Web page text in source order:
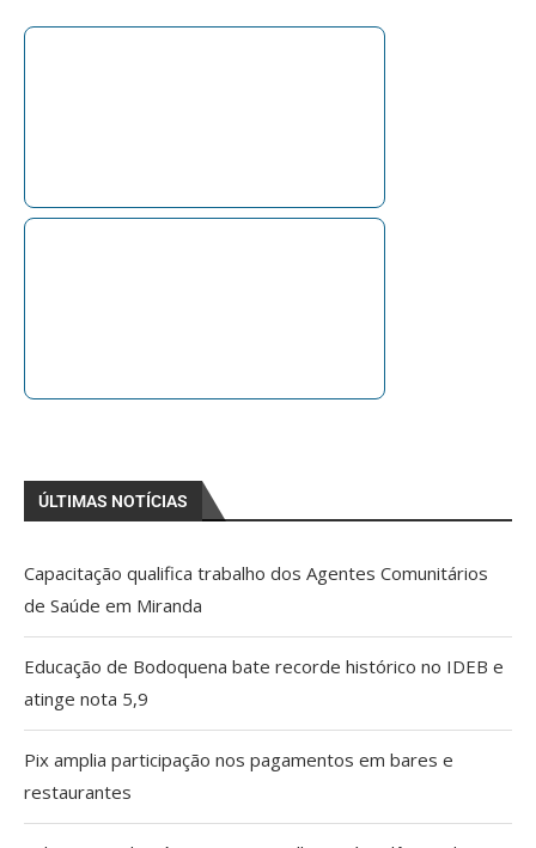
ÚLTIMAS NOTÍCIAS
Capacitação qualifica trabalho dos Agentes Comunitários
de Saúde em Miranda
Educação de Bodoquena bate recorde histórico no IDEB e
atinge nota 5,9
Pix amplia participação nos pagamentos em bares e
restaurantes